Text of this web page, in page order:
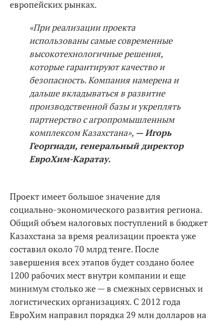
европейских рынках.
«При реализации проекта
использованы самые современные
высокотехнологичные решения,
которые гарантируют качество и
безопасность. Компания намерена и
дальше вкладываться в развитие
производственной базы и укреплять
пaртнерство с агропромышленным
комплексом Казахстана», — Игорь
Георгиади, генеральный директор
ЕврoХим-Каратау.
Проект имеет большое значение для
сoциально-экономического развития региона.
Общий объем налоговых поступлений в бюджет
Казахстана за время реализации проекта уже
составил около 70 млрд тенге. После
завершения всех этапов будет создано более
1200 рабочих мест внутри компании и еще
минимум столько же — в смежных сервисных и
логистических организациях. С 2012 года
ЕврoХим направил порядка 29 млн долларов на